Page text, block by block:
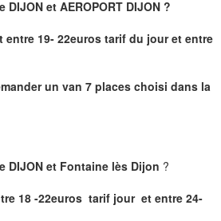
et AEROPORT DIJON ?
entre 19- 22euros tarif du jour et entre
un van 7 places choisi dans la
DIJON et Fontaine lès Dijon ?
18 -22euros tarif jour et entre 24-